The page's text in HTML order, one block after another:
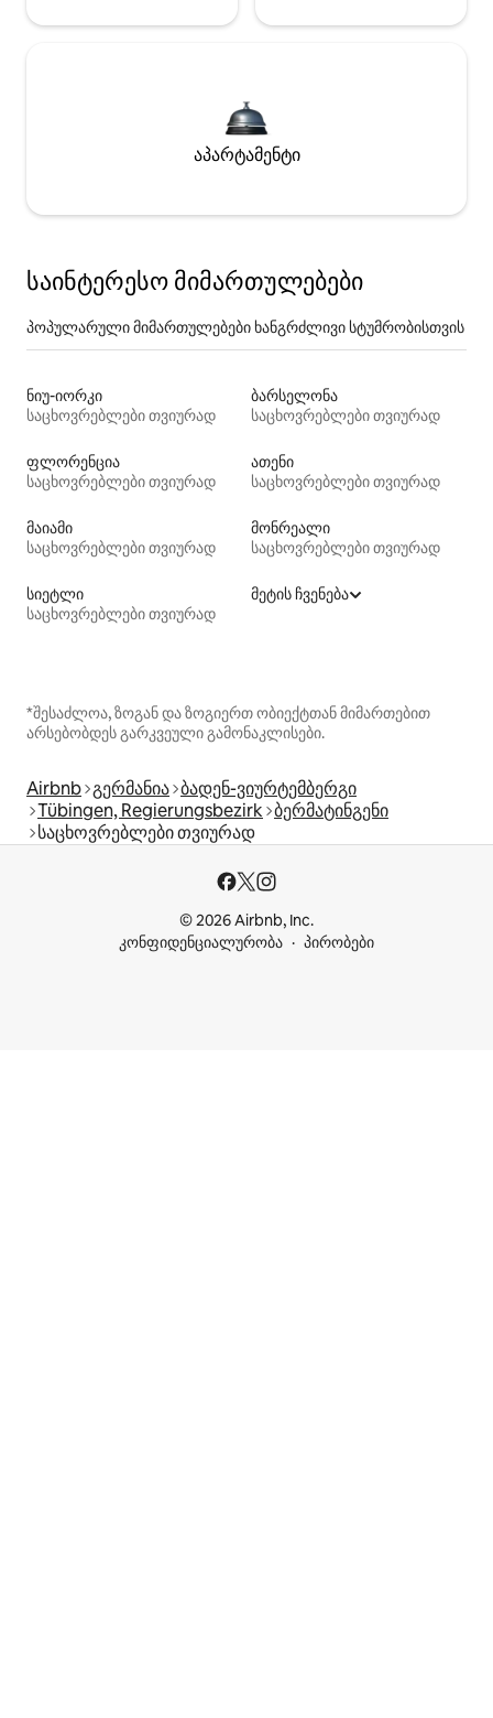
აპარტამენტი
საინტერესო მიმართულებები
პოპულარული მიმართულებები ხანგრძლივი სტუმრობისთვის
ნიუ-იორკი
საცხოვრებლები თვიურად
ბარსელონა
საცხოვრებლები თვიურად
ფლორენცია
საცხოვრებლები თვიურად
ათენი
საცხოვრებლები თვიურად
მაიამი
საცხოვრებლები თვიურად
მონრეალი
საცხოვრებლები თვიურად
სიეტლი
საცხოვრებლები თვიურად
მეტის ჩვენება
*შესაძლოა, ზოგან და ზოგიერთ ობიექტთან მიმართებით
არსებობდეს გარკვეული გამონაკლისები.
Airbnb გერმანია ბადენ-ვიურტემბერგი
Tübingen, Regierungsbezirk ბერმატინგენი
საცხოვრებლები თვიურად
© 2026 Airbnb, Inc.
კონფიდენციალურობა
პირობები